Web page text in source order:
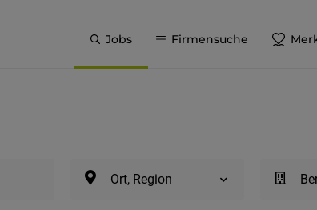
Jobs Firmensuche
Ort, Region